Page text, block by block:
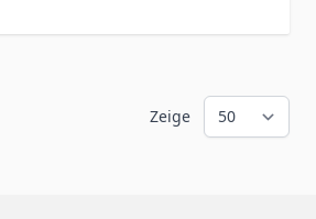
Zeige